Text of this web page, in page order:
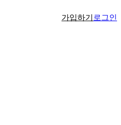
가입하기 로그인